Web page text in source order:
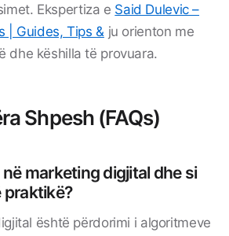
Ekspertiza e Said Dulevic –
| Guides, Tips & ju orienton me
dhe këshilla të provuara.
Shpesh (FAQs)
marketing digjital dhe si
është përdorimi i algoritmeve